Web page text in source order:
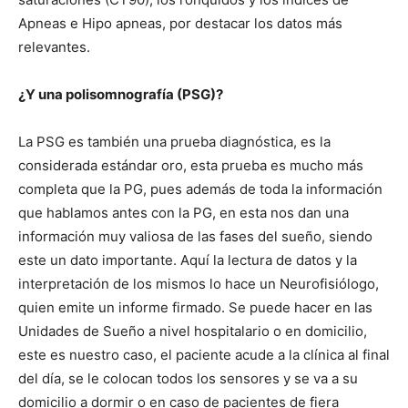
Apneas e Hipo apneas, por destacar los datos más
relevantes.
¿Y una polisomnografía (PSG)?
La PSG es también una prueba diagnóstica, es la
considerada estándar oro, esta prueba es mucho más
completa que la PG, pues además de toda la información
que hablamos antes con la PG, en esta nos dan una
información muy valiosa de las fases del sueño, siendo
este un dato importante. Aquí la lectura de datos y la
interpretación de los mismos lo hace un Neurofisiólogo,
quien emite un informe firmado. Se puede hacer en las
Unidades de Sueño a nivel hospitalario o en domicilio,
este es nuestro caso, el paciente acude a la clínica al final
del día, se le colocan todos los sensores y se va a su
domicilio a dormir o en caso de pacientes de fiera